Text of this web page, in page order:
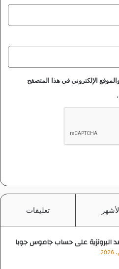
الإلكتروني في هذا المتصفح
تعليقات
البرونزية على حساب جاموس جوبا